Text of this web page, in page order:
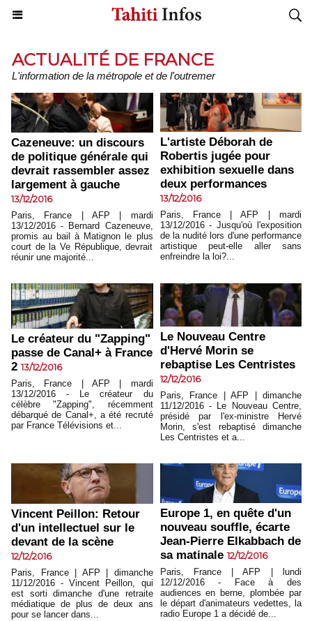
ACTUALITÉ DE FRANCE
L'information de la métropole et de l'outremer
Cazeneuve: un discours
de politique générale qui
devrait rassembler assez
largement à gauche
13/12/2016
Paris, France | AFP | mardi
13/12/2016 - Bernard Cazeneuve,
promis au bail à Matignon le plus
court de la Ve République, devrait
réunir une majorité...
L'artiste Déborah de
Robertis jugée pour
exhibition sexuelle dans
deux performances
13/12/2016
Paris, France | AFP | mardi
13/12/2016 - Jusqu'où l'exposition
de la nudité lors d'une performance
artistique peut-elle aller sans
enfreindre la loi?...
Le créateur du "Zapping"
passe de Canal+ à France
2 13/12/2016
Paris, France | AFP | mardi
13/12/2016 - Le créateur du
célèbre "Zapping", récemment
débarqué de Canal+, a été recruté
par France Télévisions et...
Le Nouveau Centre
d'Hervé Morin se
rebaptise Les Centristes
12/12/2016
Paris, France | AFP | dimanche
11/12/2016 - Le Nouveau Centre,
présidé par l'ex-ministre Hervé
Morin, s'est rebaptisé dimanche
Les Centristes et a...
Vincent Peillon: Retour
d'un intellectuel sur le
devant de la scène
12/12/2016
Paris, France | AFP | dimanche
11/12/2016 - Vincent Peillon, qui
est sorti dimanche d'une retraite
médiatique de plus de deux ans
pour se lancer dans...
Europe 1, en quête d'un
nouveau souffle, écarte
Jean-Pierre Elkabbach de
sa matinale 12/12/2016
Paris, France | AFP | lundi
12/12/2016 - Face à des
audiences en berne, plombée par
le départ d'animateurs vedettes, la
radio Europe 1 a décidé de...